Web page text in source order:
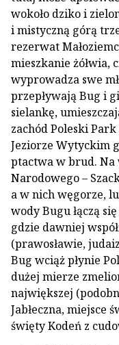
wokoło dziko i
i mistyczną górą
rezerwat
mieszkanie żółwia,
wyprowadza swe
przepływają Bug i
sielankę,
zachód Poleski
Jeziorze Wytyckim
ptactwa w brud. Na
Narodowego –
a w nich węgorze,
wody Bugu łączą
gdzie dawniej
(prawosławie,
Bug wciąż płynie
dużej mierze
największej
Jabłeczna, miejsce
święty Kodeń z